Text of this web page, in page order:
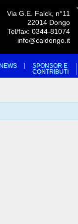
Via G.E. Falck, n°11
22014 Dongo
Tel/fax: 0344-81074
info@caidongo.it
NEWS
SPONSOR E
CONTRIBUTI